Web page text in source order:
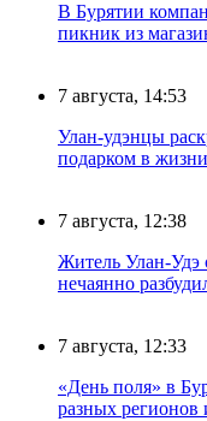
В Бурятии
пикник из
7 августа, 14:53
Улан-удэнцы
подарком в жизни
7 августа, 12:38
Житель Улан-Удэ
нечаянно
7 августа, 12:33
«День поля» в
разных